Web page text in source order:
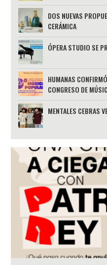
DOS NUEVAS
CERÁMICA
ÓPERA STUDIO SE
HUMANAS
CONGRESO DE
MENTALES CEBRAS